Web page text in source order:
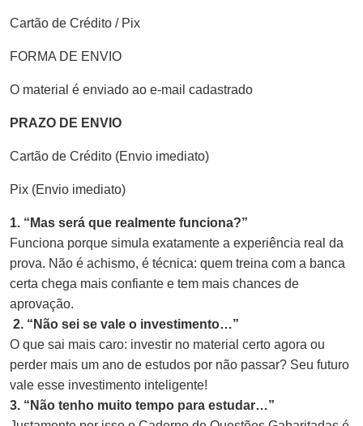
Cartão de Crédito / Pix
FORMA DE ENVIO
O material é enviado ao e-mail cadastrado
PRAZO DE ENVIO
Cartão de Crédito (Envio imediato)
Pix (Envio imediato)
1. “Mas será que realmente funciona?”
Funciona porque simula exatamente a experiência real da
prova. Não é achismo, é técnica: quem treina com a banca
certa chega mais confiante e tem mais chances de
aprovação.
2. “Não sei se vale o investimento…”
O que sai mais caro: investir no material certo agora ou
perder mais um ano de estudos por não passar? Seu futuro
vale esse investimento inteligente!
3. “Não tenho muito tempo para estudar…”